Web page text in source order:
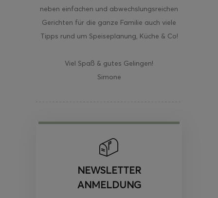
neben einfachen und abwechslungsreichen
Gerichten für die ganze Familie auch viele
Tipps rund um Speiseplanung, Küche & Co!
Viel Spaß & gutes Gelingen!
Simone
NEWSLETTER
ANMELDUNG